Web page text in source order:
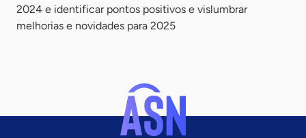
2024 e identificar pontos positivos e vislumbrar
melhorias e novidades para 2025